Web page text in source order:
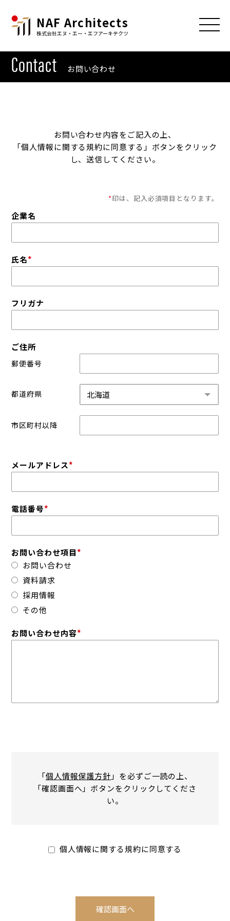
NAF Architects
株式会社エヌ・エー・エフアーキテクツ
Contact お問い合わせ
お問い合わせ内容をご記入の上、
「個人情報に関する規約に同意する」ボタンをクリック
し、送信してください。
*印は、記入必須項目となります。
企業名
氏名*
フリガナ
ご住所
郵便番号
都道府県
市区町村以降
メールアドレス*
電話番号*
お問い合わせ項目*
お問い合わせ
資料請求
採用情報
その他
お問い合わせ内容*
「個人情報保護方針 」を必ずご一読の上、
「確認画面へ」ボタンをクリックしてくださ
い。
個人情報に関する規約に同意する